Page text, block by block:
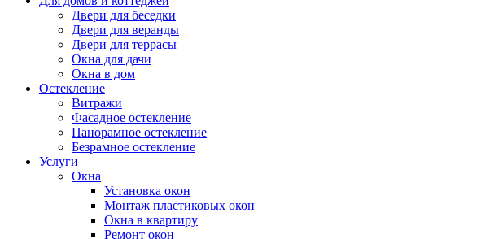
Двери для беседки
Двери для веранды
Двери для террасы
Окна для дачи
Окна в дом
Остекление
Витражи
Фасадное остекление
Панорамное остекление
Безрамное остекление
Услуги
Окна
Установка окон
Монтаж пластиковых окон
Окна в квартиру
Ремонт окон